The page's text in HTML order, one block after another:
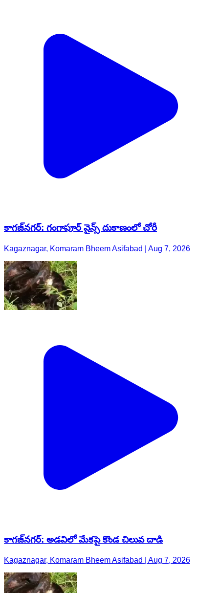
కాగజ్​నగర్: గంగాపూర్ వైన్స్ దుకాణంలో చోరీ
Kagaznagar, Komaram Bheem Asifabad | Aug 7, 2026
కాగజ్​నగర్: అడవిలో మేకపై కొండ చిలువ దాడి
Kagaznagar, Komaram Bheem Asifabad | Aug 7, 2026